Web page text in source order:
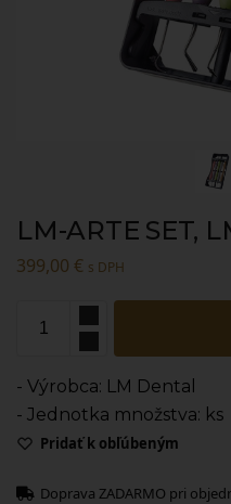
LM-ARTE SET,
399,00 € s DPH
- Výrobca: LM Dental
- Jednotka množstva: ks
Pridať k obľúbeným
Doprava ZADARMO pri